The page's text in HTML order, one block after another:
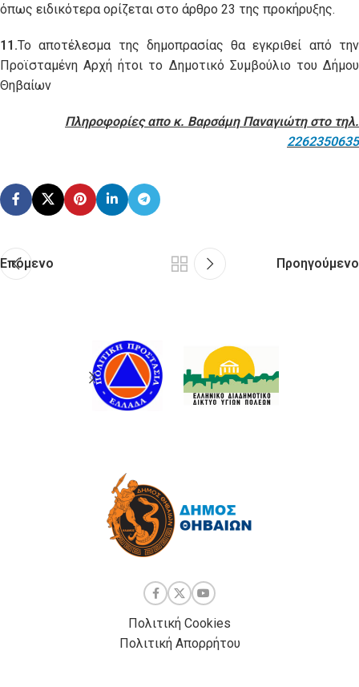
όπως ειδικότερα ορίζεται στο άρθρο 23 της προκήρυξης.
11.Το αποτέλεσμα της δημοπρασίας θα εγκριθεί από την
Προϊσταμένη Αρχή ήτοι το Δημοτικό Συμβούλιο του Δήμου
Θηβαίων
Πληροφορίες απο κ. Βαρσάμη Παναγιώτη στο τηλ.
2262350635
Επόμενο Προηγούμενο
Πολιτική Cookies
Πολιτική Απορρήτου